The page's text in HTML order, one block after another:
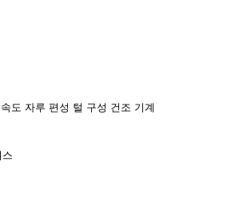
도 자루 편성 털 구성 건조 기계